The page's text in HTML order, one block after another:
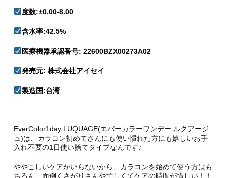
度数:±0.00-8.00
含水率:42.5%
医療機器承認番号: 22600BZX00273A02
発売元: 株式会社アイセイ
製造国:台湾
EverColor1day LUQUAGE(エバーカラーワンデー ルクアージ
ュ)は、カラコン初めてさんにも使い慣れた方にも嬉しいお手
入れ不要の1日使い捨てタイプなんです♪
ややこしいケアがいらないから、カラコンを始めて使う方はも
ちろん、面倒くさがりさんや忙しくてケアの時間が惜しい！！